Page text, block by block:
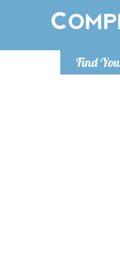
Find